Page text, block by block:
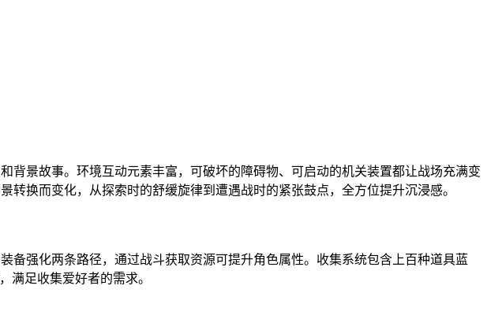
景故事。环境互动元素丰富，可破坏的障碍物、可启动的机关装置都让战场充满变
换而变化，从探索时的舒缓旋律到遭遇战时的紧张鼓点，全方位提升沉浸感。
强化两条路径，通过战斗获取资源可提升角色属性。收集系统包含上百种道具蓝
满足收集爱好者的需求。